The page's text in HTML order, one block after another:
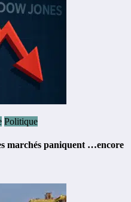
Politique
marchés paniquent …encore